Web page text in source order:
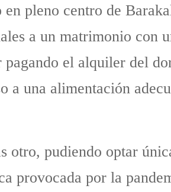
pleno centro de
a un matrimonio con
pagando el alquiler del
a una alimentación
otro, pudiendo optar
provocada por la